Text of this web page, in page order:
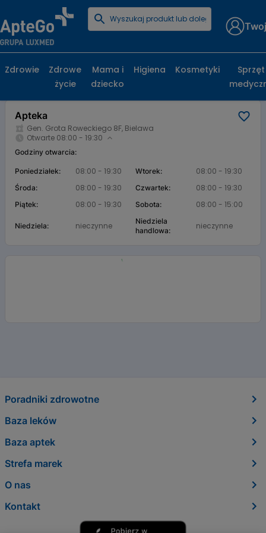
Strona główna
Apteka, Gen. Grota Roweckiego 8F, Bielawa
Karta apteki
Apteka
Gen. Grota Roweckiego 8F, Bielawa
Otwarte 08:00 - 19:30
Godziny otwarcia:
Poniedziałek: 08:00 - 19:30 Wtorek: 08:00 - 19:30
Środa: 08:00 - 19:30 Czwartek: 08:00 - 19:30
Piątek: 08:00 - 19:30 Sobota: 08:00 - 15:00
Niedziela: nieczynne
Niedziela
handlowa:
nieczynne
Zdrowie
Zdrowe
życie
Mama i
dziecko
Higiena Kosmetyki
Sprzęt
Poradniki zdrowotne
Baza leków
Baza aptek
Strefa marek
O nas
Kontakt